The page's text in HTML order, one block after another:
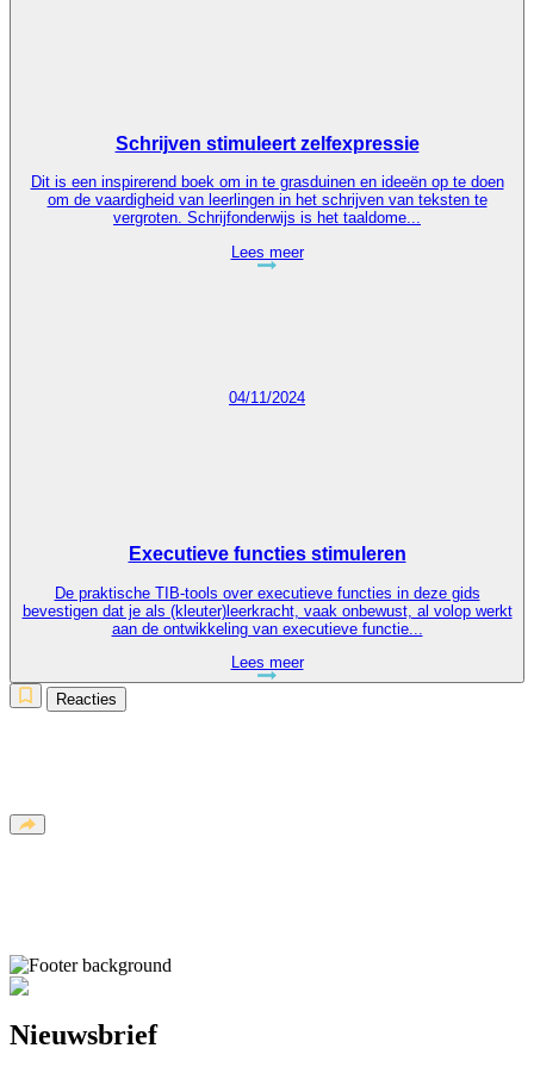
Schrijven stimuleert zelfexpressie
Dit is een inspirerend boek om in te grasduinen en ideeën op te doen
om de vaardigheid van leerlingen in het schrijven van teksten te
vergroten. Schrijfonderwijs is het taaldome...
Lees meer
04/11/2024
Executieve functies stimuleren
De praktische TIB-tools over executieve functies in deze gids
bevestigen dat je als (kleuter)leerkracht, vaak onbewust, al volop werkt
aan de ontwikkeling van executieve functie...
Lees meer
Reacties
Nieuwsbrief